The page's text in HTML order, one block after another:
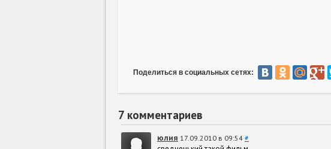
Поделиться в социальных сетях:
7 комментариев
юлия 17.09.2010 в 09:54 #